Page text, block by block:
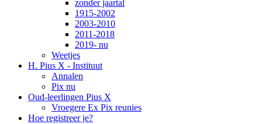
zonder jaartal
1915-2002
2003-2010
2011-2018
2019- nu
Weetjes
H. Pius X - Instituut
Annalen
Pix nu
Oud-leerlingen Pius X
Vroegere Ex Pix reunies
Hoe registreer je?